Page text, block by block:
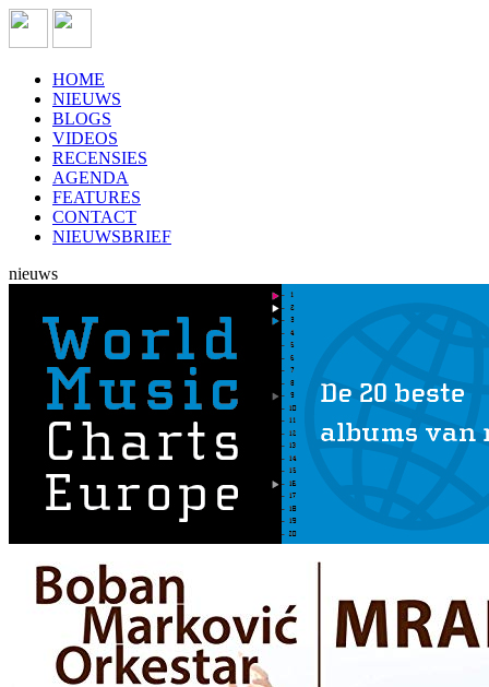
HOME
NIEUWS
BLOGS
VIDEOS
RECENSIES
AGENDA
FEATURES
CONTACT
NIEUWSBRIEF
nieuws